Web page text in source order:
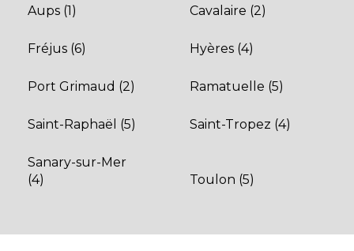
Carqueiranne, Provence Var , Provence-Alpes-Côte
d'Azur
Aups (1) Cavalaire (2)
Fréjus (6) Hyères (4)
Port Grimaud (2) Ramatuelle (5)
Saint-Raphaël (5) Saint-Tropez (4)
Sanary-sur-Mer
(4)
Toulon (5)